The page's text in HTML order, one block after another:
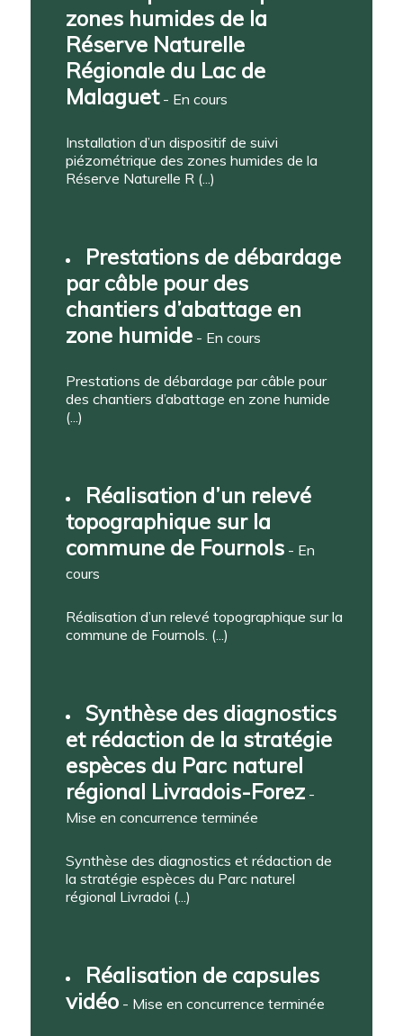
zones humides de la
Réserve Naturelle
Régionale du Lac de
Malaguet- En cours
Installation d’un dispositif de suivi
piézométrique des zones humides de la
Réserve Naturelle R (...)
Prestations de débardage
par câble pour des
chantiers d’abattage en
zone humide- En cours
Prestations de débardage par câble pour
des chantiers d’abattage en zone humide
(...)
Réalisation d’un relevé
topographique sur la
commune de Fournols- En
cours
Réalisation d’un relevé topographique sur la
commune de Fournols. (...)
Synthèse des diagnostics
et rédaction de la stratégie
espèces du Parc naturel
régional Livradois-Forez-
Mise en concurrence terminée
Synthèse des diagnostics et rédaction de
la stratégie espèces du Parc naturel
régional Livradoi (...)
Réalisation de capsules
vidéo- Mise en concurrence terminée